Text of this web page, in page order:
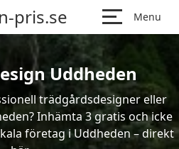
pris.se Menu
Uddheden
trädgårdsdesigner eller
Inhämta 3 gratis och icke
företag i Uddheden – direkt